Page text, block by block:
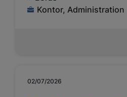
Kontor, Administration
02/07/2026